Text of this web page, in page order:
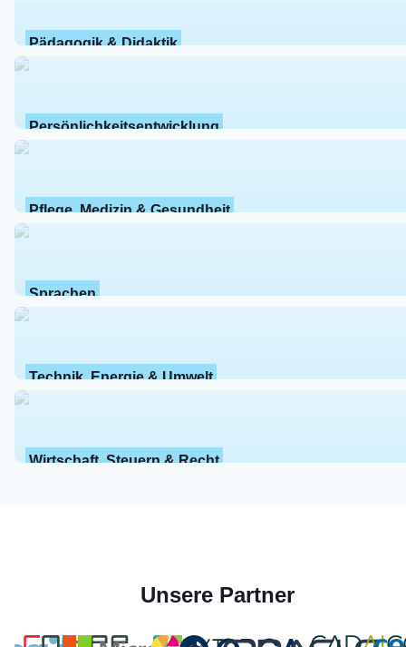
Pädagogik & Didaktik
Persönlichkeitsentwicklung
Pflege, Medizin & Gesundheit
Sprachen
Technik, Energie & Umwelt
Wirtschaft, Steuern & Recht
Unsere Partner